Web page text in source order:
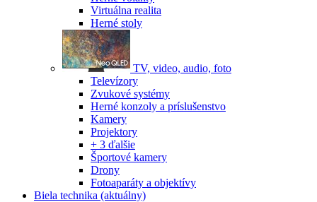
Virtuálna realita
Herné stoly
TV, video, audio, foto
Televízory
Zvukové systémy
Herné konzoly a príslušenstvo
Kamery
Projektory
+ 3 ďalšie
Športové kamery
Drony
Fotoaparáty a objektívy
Biela technika (aktuálny)